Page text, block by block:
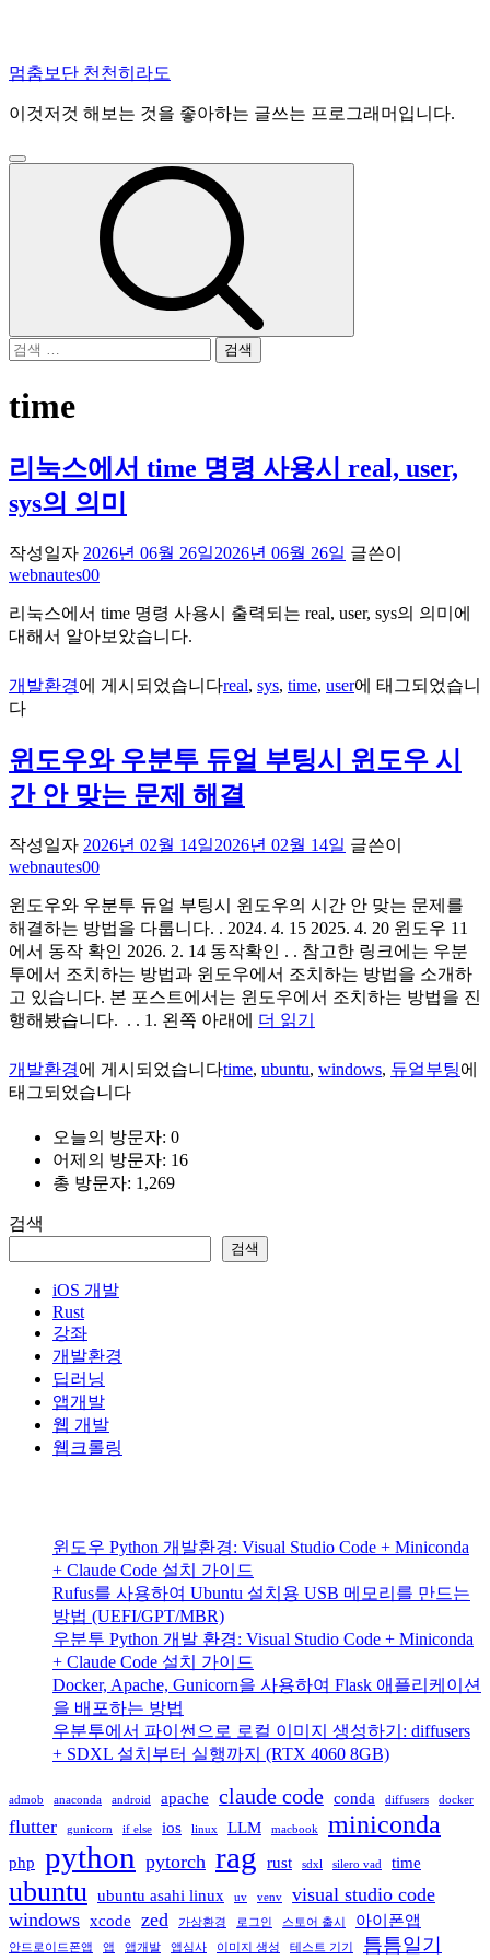
콘
츠
건
멈춤보단 천천히라도
이것저것 해보는 것을 좋아하는 글쓰는 프로그래머입니다.
주
검
time
리눅스에서 time 명령 사용시 real, user,
sys의 의미
작성일자 2026년 06월 26일2026년 06월 26일 글쓴이
webnautes00
리눅스에서 time 명령 사용시 출력되는 real, user, sys의 의미에
대해서 알아보았습니다.
개발환경에 게시되었습니다real, sys, time, user에 태그되었습니
다
윈도우와 우분투 듀얼 부팅시 윈도우 시
간 안 맞는 문제 해결
작성일자 2026년 02월 14일2026년 02월 14일 글쓴이
webnautes00
윈도우와 우분투 듀얼 부팅시 윈도우의 시간 안 맞는 문제를
해결하는 방법을 다룹니다. . 2024. 4. 15 2025. 4. 20 윈도우 11
에서 동작 확인 2026. 2. 14 동작확인 . . 참고한 링크에는 우분
투에서 조치하는 방법과 윈도우에서 조치하는 방법을 소개하
고 있습니다. 본 포스트에서는 윈도우에서 조치하는 방법을 진
행해봤습니다. . . 1. 왼쪽 아래에 더 읽기
개발환경에 게시되었습니다time, ubuntu, windows, 듀얼부팅에
태그되었습니다
오늘의 방문자: 0
어제의 방문자: 16
총 방문자: 1,269
검색
검색
iOS 개발
Rust
강좌
개발환경
딥러닝
앱개발
웹 개발
웹크롤링
윈도우 Python 개발환경: Visual Studio Code + Miniconda
+ Claude Code 설치 가이드
Rufus를 사용하여 Ubuntu 설치용 USB 메모리를 만드는
방법 (UEFI/GPT/MBR)
우분투 Python 개발 환경: Visual Studio Code + Miniconda
+ Claude Code 설치 가이드
Docker, Apache, Gunicorn을 사용하여 Flask 애플리케이션
을 배포하는 방법
우분투에서 파이썬으로 로컬 이미지 생성하기: diffusers
+ SDXL 설치부터 실행까지 (RTX 4060 8GB)
admob anaconda android apache claude code conda diffusers docker
flutter gunicorn if else ios linux LLM macbook miniconda
php python pytorch rag rust sdxl silero vad time
ubuntu ubuntu asahi linux uv venv
visual studio code
windows xcode zed 가상환경 로그인 스토어 출시 아이폰앱
안드로이드폰앱 앱 앱개발 앱심사 이미지 생성 테스트 기기 틈틈일기